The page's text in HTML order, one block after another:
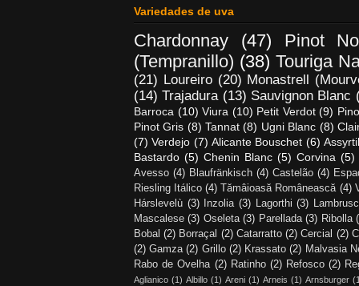
Variedades de uva
Chardonnay (47) Pinot
(Tempranillo) (38) Touriga
(21) Loureiro (20) Monastrell
(14) Trajadura (13) Sauvignon Blanc
Barroca (10) Viura (10) Petit Verdot (9)
Pinot Gris (8) Tannat (8) Ugni Blanc (8)
(7) Verdejo (7) Alicante Bouschet (6)
Bastardo (5) Chenin Blanc (5) Corvina (5)
Avesso (4) Blaufränkisch (4) Castelão (4)
Riesling Itálico (4) Tămâioasă Românească (4)
Hárslevelù (3) Inzolia (3) Lagorthi (3)
Mascalese (3) Oseleta (3) Parellada (3) Ribolla
Bobal (2) Borraçal (2) Catarratto (2) Cercial (2)
(2) Gamza (2) Grillo (2) Krassato (2) Malvasia
Rabo de Ovelha (2) Ratinho (2) Refosco (2)
Aglianico (1) Albillo (1) Areni (1) Arneis (1) Arnsburger